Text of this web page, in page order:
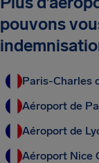
pouvons
Paris-Charles
Aéroport de
Aéroport de
Aéroport Nice